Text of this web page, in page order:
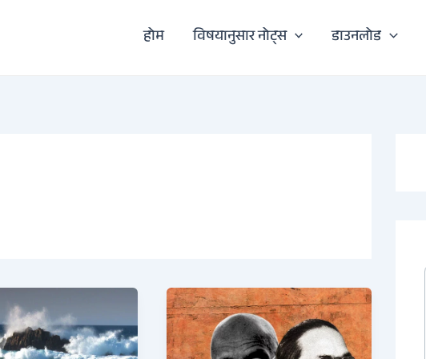
होम विषयानुसार नोट्स डाउनलोड